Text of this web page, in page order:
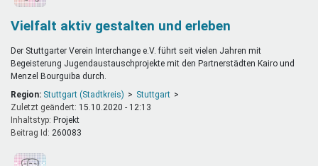
Vielfalt aktiv gestalten und erleben
Der Stuttgarter Verein Interchange e.V. führt seit vielen Jahren mit
Begeisterung Jugendaustauschprojekte mit den Partnerstädten Kairo und
Menzel Bourguiba durch.
Region: Stuttgart (Stadtkreis)
Stuttgart
Zuletzt geändert: 15.10.2020 - 12:13
Inhaltstyp:
projekt
Beitrag Id: 260083